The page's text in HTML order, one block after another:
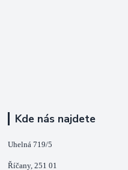
Kde nás najdete
Uhelná 719/5
Říčany, 251 01